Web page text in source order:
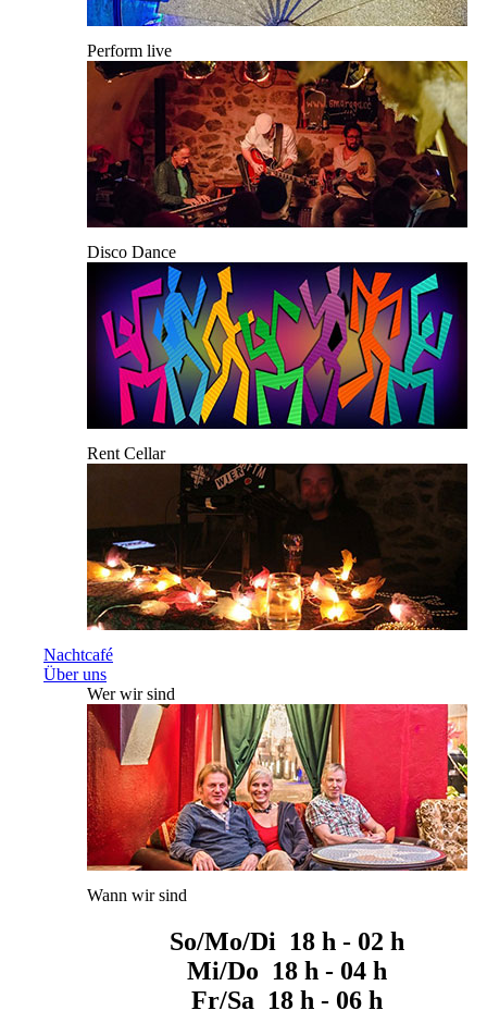
Perform live
Disco Dance
Rent Cellar
Nachtcafé
Über uns
Wer wir sind
Wann wir sind
So/Mo/Di 18 h - 02 h
Mi/Do 18 h - 04 h
Fr/Sa 18 h - 06 h